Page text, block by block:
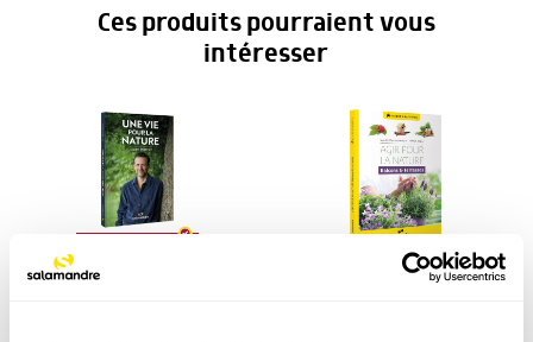
Ces produits pourraient vous
intéresser
Une vie pour la
Agir pour la nature – Balcons